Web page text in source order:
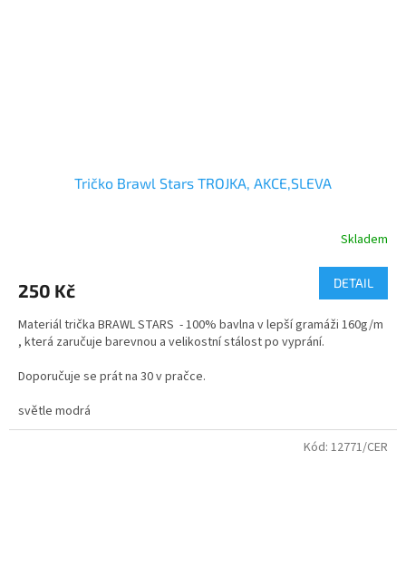
Tričko Brawl Stars TROJKA, AKCE,SLEVA
Skladem
250 Kč DETAIL
Materiál trička BRAWL STARS - 100% bavlna v lepší gramáži 160g/m
, která zaručuje barevnou a velikostní stálost po vyprání.
Doporučuje se prát na 30 v pračce.
velikosti - dětské i dospělé
světle modrá
Kód: 12771/CER